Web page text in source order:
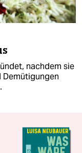
nachdem sie
Demütigungen